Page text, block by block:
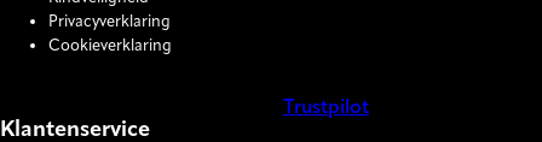
Privacyverklaring
Cookieverklaring
Klantenservice
Trustpilot